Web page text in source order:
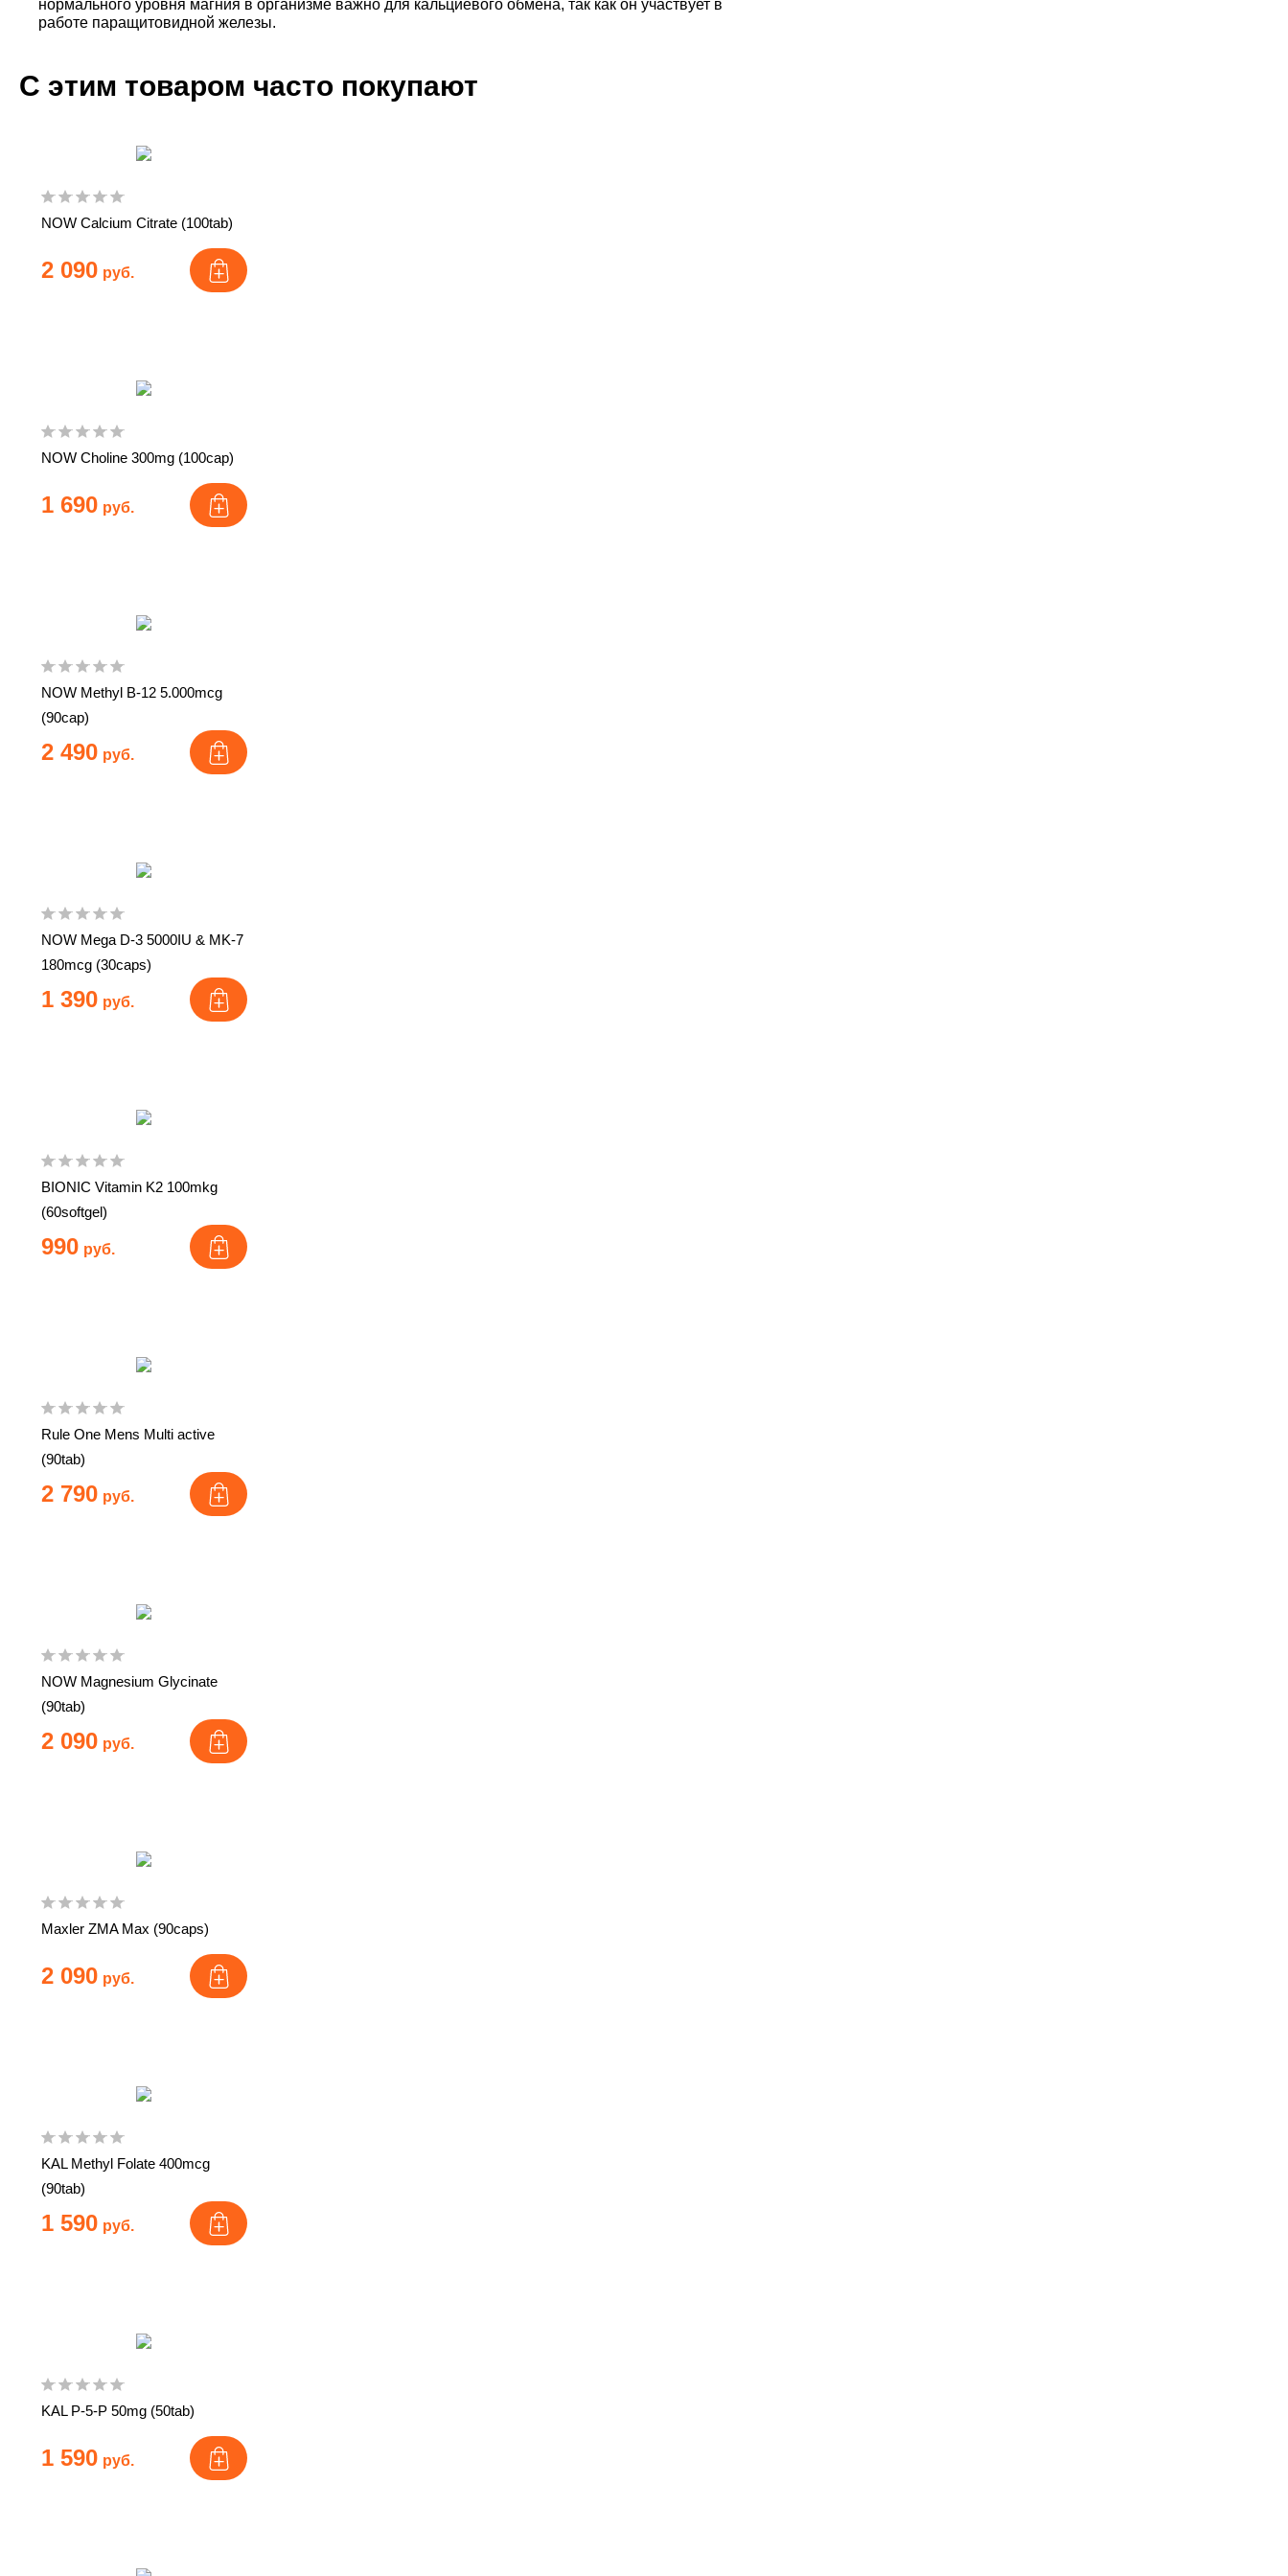
нормального уровня магния в организме важно для кальциевого обмена, так как он участвует в
работе паращитовидной железы.
С этим товаром часто покупают
NOW Calcium Citrate (100tab)
2 090 руб.
NOW Choline 300mg (100cap)
1 690 руб.
NOW Methyl B-12 5.000mcg
(90cap)
2 490 руб.
NOW Mega D-3 5000IU & MK-7
180mcg (30caps)
1 390 руб.
BIONIC Vitamin K2 100mkg
(60softgel)
990 руб.
Rule One Mens Multi active
(90tab)
2 790 руб.
NOW Magnesium Glycinate
(90tab)
2 090 руб.
Maxler ZMA Max (90caps)
2 090 руб.
KAL Methyl Folate 400mcg
(90tab)
1 590 руб.
KAL P-5-P 50mg (50tab)
1 590 руб.